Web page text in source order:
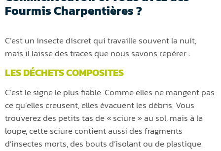
Fourmis Charpentières ?
C’est un insecte discret qui travaille souvent la nuit,
mais il laisse des traces que nous savons repérer :
LES DÉCHETS COMPOSITES
C’est le signe le plus fiable. Comme elles ne mangent pas
ce qu’elles creusent, elles évacuent les débris. Vous
trouverez des petits tas de « sciure » au sol, mais à la
loupe, cette sciure contient aussi des fragments
d’insectes morts, des bouts d’isolant ou de plastique.